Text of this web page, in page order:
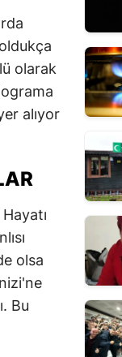
olarak
alıyor
olsa
Bu